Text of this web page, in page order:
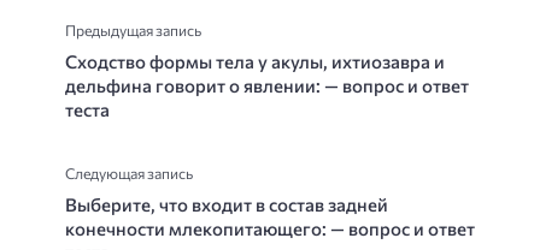
Предыдущая запись
Сходство формы тела у акулы, ихтиозавра и
дельфина говорит о явлении: — вопрос и ответ
теста
Следующая запись
Выберите, что входит в состав задней
конечности млекопитающего: — вопрос и ответ